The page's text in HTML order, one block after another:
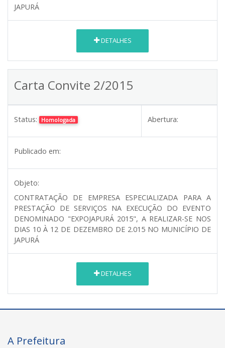
JAPURÁ
DETALHES
Carta Convite 2/2015
Status: Homologada Abertura:
Publicado em:
Objeto:
CONTRATAÇÃO DE EMPRESA ESPECIALIZADA PARA A
PRESTAÇÃO DE SERVIÇOS NA EXECUÇÃO DO EVENTO
DENOMINADO "EXPOJAPURÁ 2015", A REALIZAR-SE NOS
DIAS 10 À 12 DE DEZEMBRO DE 2.015 NO MUNICÍPIO DE
JAPURÁ
DETALHES
A Prefeitura